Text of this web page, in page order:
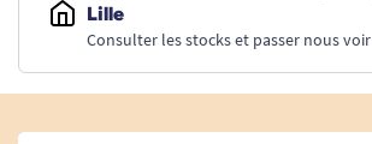
Lille
Consulter les stocks et passer nous voir